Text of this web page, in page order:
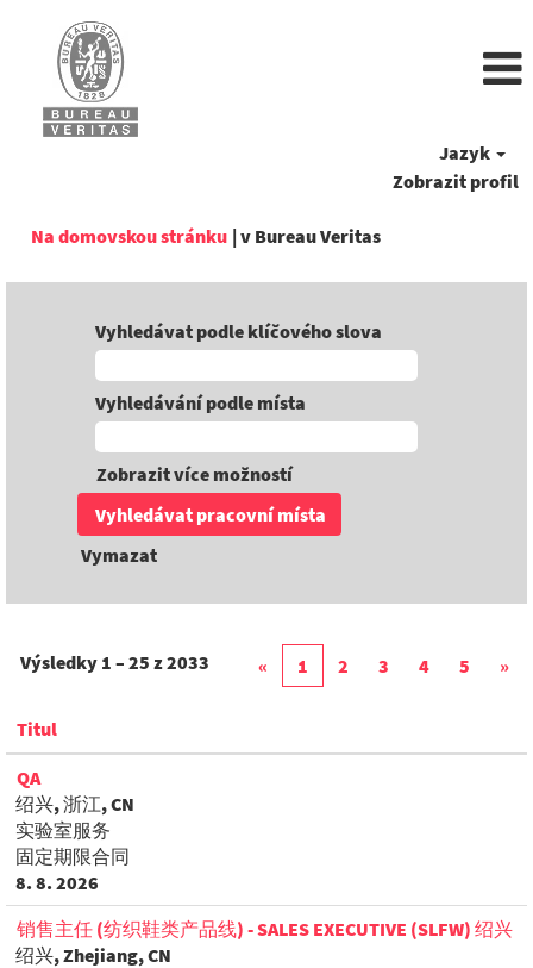
Jazyk
Zobrazit profil
Na domovskou stránku | v Bureau Veritas(aktuální
Vyhledávat podle klíčového slova
Vyhledávání podle místa
Zobrazit více možností
Vymazat
Výsledky 1 – 25 z2033 « 1 2 3 4 5 »
Titul
QA
绍兴, 浙江, CN
实验室服务
固定期限合同
8. 8. 2026
销售主任 (纺织鞋类产品线) - SALES EXECUTIVE (SLFW) 绍兴
绍兴, Zhejiang, CN